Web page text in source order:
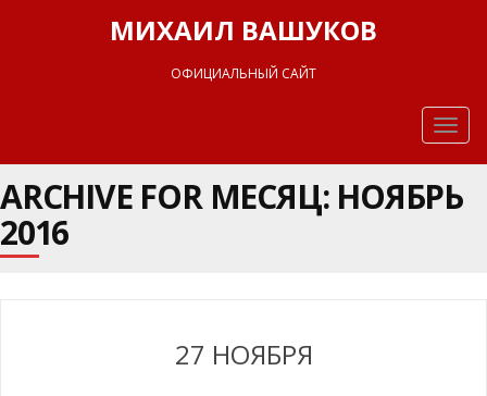
МИХАИЛ ВАШУКОВ
ОФИЦИАЛЬНЫЙ САЙТ
ARCHIVE FOR МЕСЯЦ: НОЯБРЬ
2016
27 НОЯБРЯ